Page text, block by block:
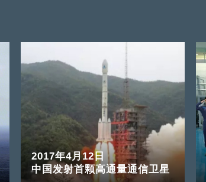
2017年4月12日
中国发射首颗高通量通信卫星